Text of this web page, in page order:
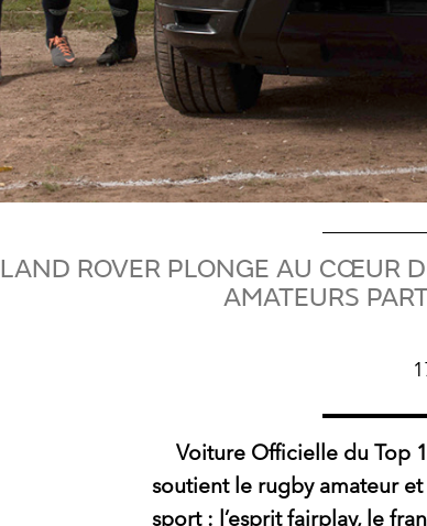
LAND ROVER PLONGE AU CŒUR
AMATEURS
Voiture Officielle du Top
soutient le rugby amateur
sport : l’esprit fairplay, le